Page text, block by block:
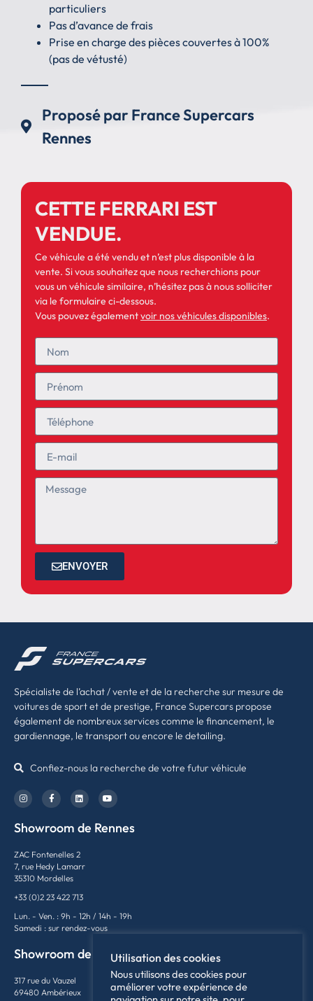
particuliers
Pas d’avance de frais
Prise en charge des pièces couvertes à 100%
(pas de vétusté)
Proposé par France Supercars
Rennes
CETTE FERRARI EST
VENDUE.
Ce véhicule a été vendu et n’est plus disponible à la
vente. Si vous souhaitez que nous recherchions pour
vous un véhicule similaire, n’hésitez pas à nous solliciter
via le formulaire ci-dessous.
Vous pouvez égalementvoir nos véhicules disponibles.
ENVOYER
Spécialiste de l’achat / vente et de la recherche sur mesure de
voitures de sport et de prestige, France Supercars propose
également de nombreux services comme le financement, le
gardiennage, le transport ou encore le detailing.
Confiez-nous la recherche de votre futur véhicule
Showroom de Rennes
ZAC Fontenelles 2
7, rue Hedy Lamarr
35310 Mordelles
+33 (0)2 23 422 713
Lun. - Ven. : 9h - 12h / 14h - 19h
Samedi : sur rendez-vous
Showroom de Lyon
317 rue du Vauzel
69480 Ambérieux
Utilisation des cookies
Nous utilisons des cookies pour
améliorer votre expérience de